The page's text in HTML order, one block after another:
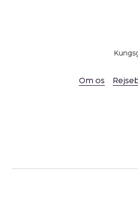
Slutrengøring indgår.
Om os